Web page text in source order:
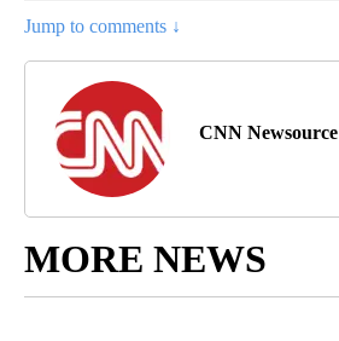
Jump to comments ↓
CNN Newsource
MORE NEWS